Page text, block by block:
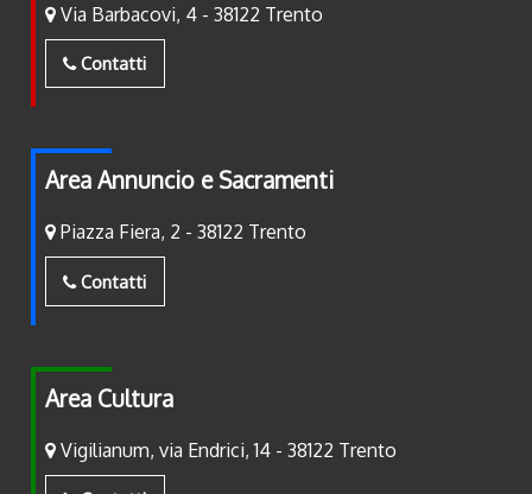
Via Barbacovi, 4 - 38122 Trento
Contatti
Area Annuncio e Sacramenti
Piazza Fiera, 2 - 38122 Trento
Contatti
Area Cultura
Vigilianum, via Endrici, 14 - 38122 Trento